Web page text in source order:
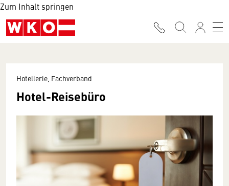
Zum Inhalt springen
Hotellerie, Fachverband
Hotel-Reisebüro